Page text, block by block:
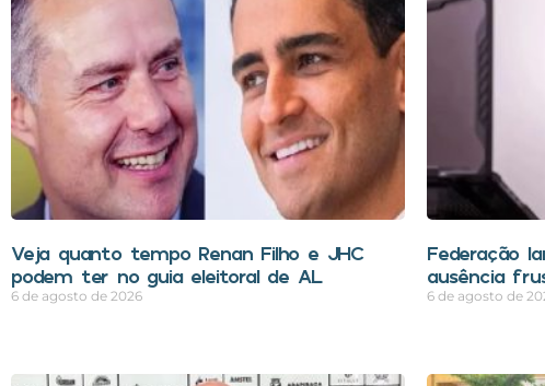
Veja quanto tempo Renan Filho e JHC
podem ter no guia eleitoral de AL
6 de agosto de 2026
Federação
ausência
6 de agosto de